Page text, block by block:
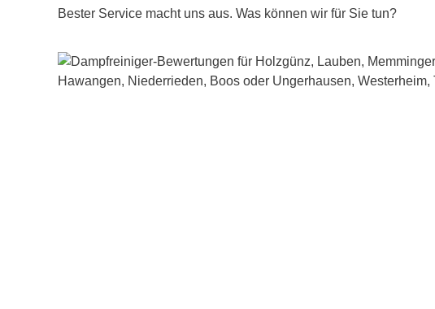
Bester Service macht uns aus. Was können wir für Sie tun?